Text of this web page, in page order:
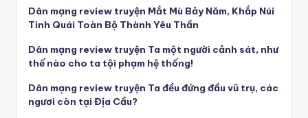
Dân mạng review truyện Mắt Mù Bảy Năm, Khắp Núi
Tinh Quái Toàn Bộ Thành Yêu Thần
Dân mạng review truyện Ta một người cảnh sát, như
thế nào cho ta tội phạm hệ thống!
Dân mạng review truyện Ta đều đứng đầu vũ trụ, các
ngươi còn tại Địa Cầu?